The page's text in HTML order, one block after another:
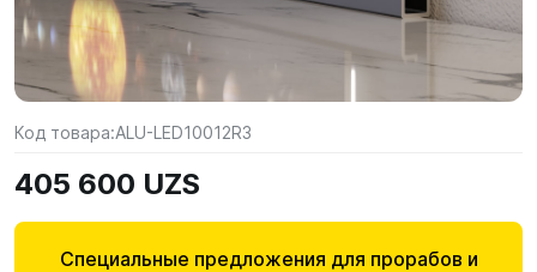
Код товара:ALU-LED10012R3
405 600 UZS
Специальные предложения для прорабов и